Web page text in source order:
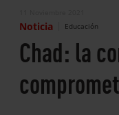
Noticia Educación
Chad: la